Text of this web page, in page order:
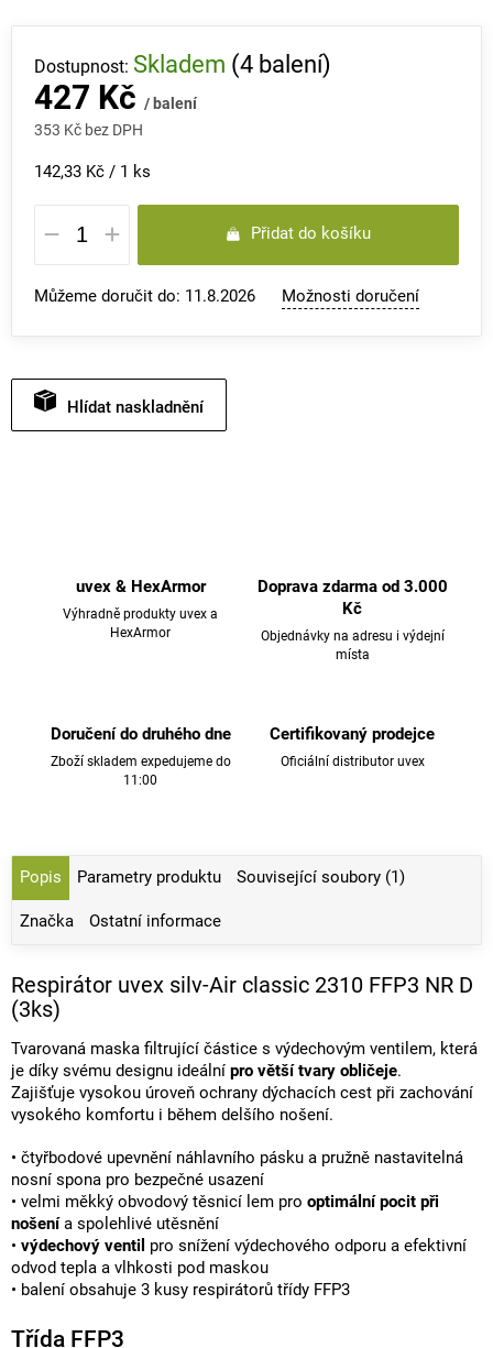
427 Kč / balení
353 Kč bez DPH
Měrná
cena:
142,33 Kč / 1 ks
Skladem (4 balení)
Přidat do košíku
Můžeme doručit do: 11.8.2026 Možnosti doručení
Hlídat
uvex & HexArmor
Výhradně produkty uvex a
HexArmor
Doprava zdarma od 3.000
Kč
Objednávky na adresu i výdejní
místa
Doručení do druhého dne
Zboží skladem expedujeme do
11:00
Certifikovaný prodejce
Oficiální distributor uvex
Popis Parametry produktu Související soubory (1)
Značka Ostatní informace
Respirátor uvex silv-Air classic 2310 FFP3 NR D
(3ks)
Tvarovaná maska filtrující částice s výdechovým ventilem, která
je díky svému designu ideální pro větší tvary obličeje.
Zajišťuje vysokou úroveň ochrany dýchacích cest při zachování
vysokého komfortu i během delšího nošení.
• čtyřbodové upevnění náhlavního pásku a pružně nastavitelná
nosní spona pro bezpečné usazení
• velmi měkký obvodový těsnicí lem pro optimální pocit při
nošení a spolehlivé utěsnění
• výdechový ventil pro snížení výdechového odporu a efektivní
odvod tepla a vlhkosti pod maskou
• balení obsahuje 3 kusy respirátorů třídy FFP3
Třída FFP3